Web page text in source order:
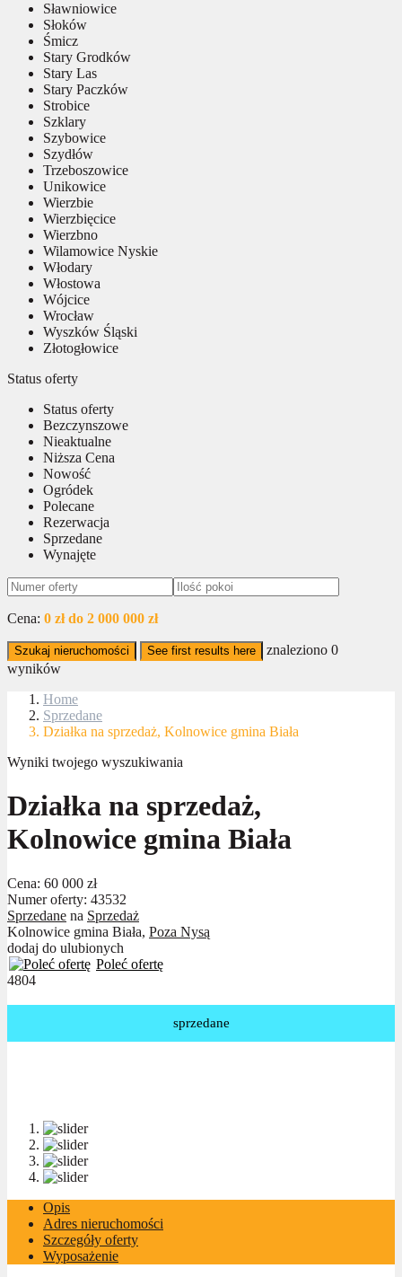
Sławniowice
Słoków
Śmicz
Stary Grodków
Stary Las
Stary Paczków
Strobice
Szklary
Szybowice
Szydłów
Trzeboszowice
Unikowice
Wierzbie
Wierzbięcice
Wierzbno
Wilamowice Nyskie
Włodary
Włostowa
Wójcice
Wrocław
Wyszków Śląski
Złotogłowice
Status oferty
Status oferty
Bezczynszowe
Nieaktualne
Niższa Cena
Nowość
Ogródek
Polecane
Rezerwacja
Sprzedane
Wynajęte
Cena: 0 zł do 2 000 000 zł
Szukaj nieruchomości See first results here znaleziono 0
wyników
Home
Sprzedane
Działka na sprzedaż, Kolnowice gmina Biała
Wyniki twojego wyszukiwania
Działka na sprzedaż,
Kolnowice gmina Biała
Cena: 60 000 zł
Numer oferty: 43532
Sprzedane na Sprzedaż
Kolnowice gmina Biała, Poza Nysą
dodaj do ulubionych
Poleć ofertę
4804
sprzedane
Opis
Adres nieruchomości
Szczegóły oferty
Wyposażenie